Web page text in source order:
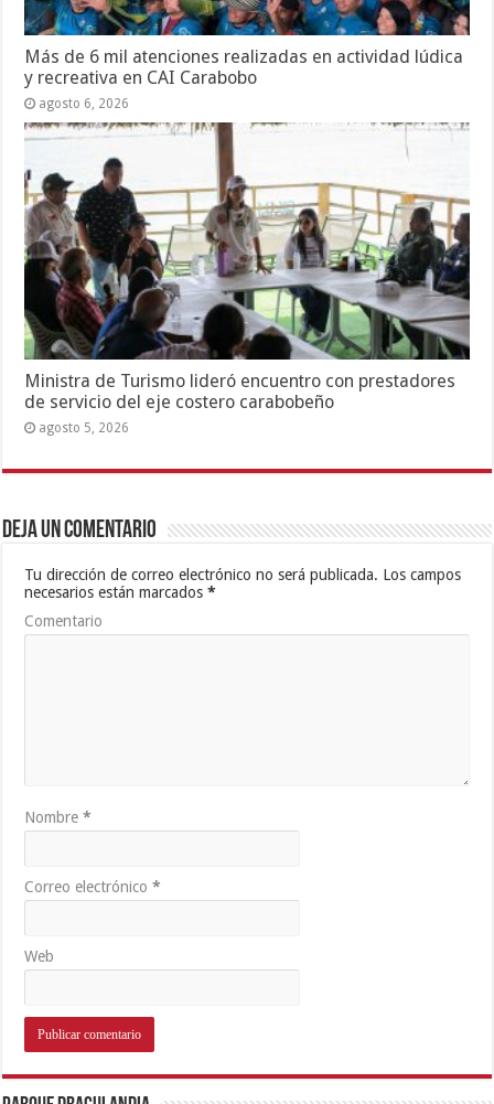
Más de 6 mil atenciones realizadas en actividad lúdica
y recreativa en CAI Carabobo
agosto 6, 2026
Ministra de Turismo lideró encuentro con prestadores
de servicio del eje costero carabobeño
agosto 5, 2026
Deja un comentario
Tu dirección de correo electrónico no será publicada. Los campos
necesarios están marcados*
Comentario
Nombre*
Correo electrónico*
Web